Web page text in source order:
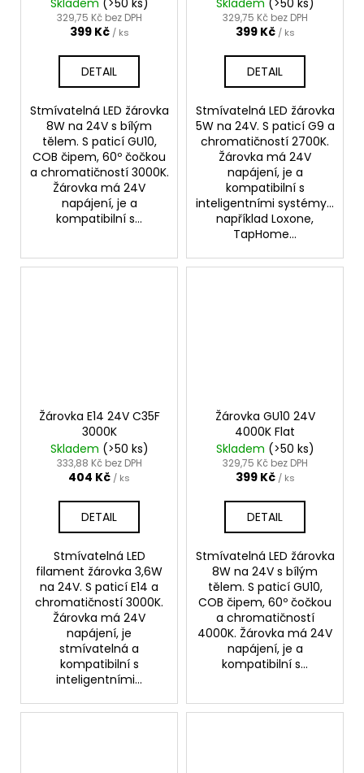
Skladem (>50 ks)
329,75 Kč bez DPH
399 Kč / ks
DETAIL
Stmívatelná LED žárovka
8W na 24V s bílým
tělem. S paticí GU10,
COB čipem, 60º čočkou
a chromatičností 3000K.
Žárovka má 24V
napájení, je a
kompatibilní s...
Skladem (>50 ks)
329,75 Kč bez DPH
399 Kč / ks
DETAIL
Stmívatelná LED žárovka
5W na 24V. S paticí G9 a
chromatičností 2700K.
Žárovka má 24V
napájení, je a
kompatibilní s
inteligentními systémy...
například Loxone,
TapHome...
Žárovka E14 24V C35F
3000K
Skladem (>50 ks)
333,88 Kč bez DPH
404 Kč / ks
DETAIL
Stmívatelná LED
filament žárovka 3,6W
na 24V. S paticí E14 a
chromatičností 3000K.
Žárovka má 24V
napájení, je
stmívatelná a
kompatibilní s
inteligentními...
Žárovka GU10 24V
4000K Flat
Skladem (>50 ks)
329,75 Kč bez DPH
399 Kč / ks
DETAIL
Stmívatelná LED žárovka
8W na 24V s bílým
tělem. S paticí GU10,
COB čipem, 60º čočkou
a chromatičností
4000K. Žárovka má 24V
napájení, je a
kompatibilní s...